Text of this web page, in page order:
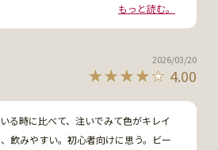
もっと読む。
4.00
2026/03/20
る時に比べて、注いでみて色がキレイ
飲みやすい。初心者向けに思う。ビー